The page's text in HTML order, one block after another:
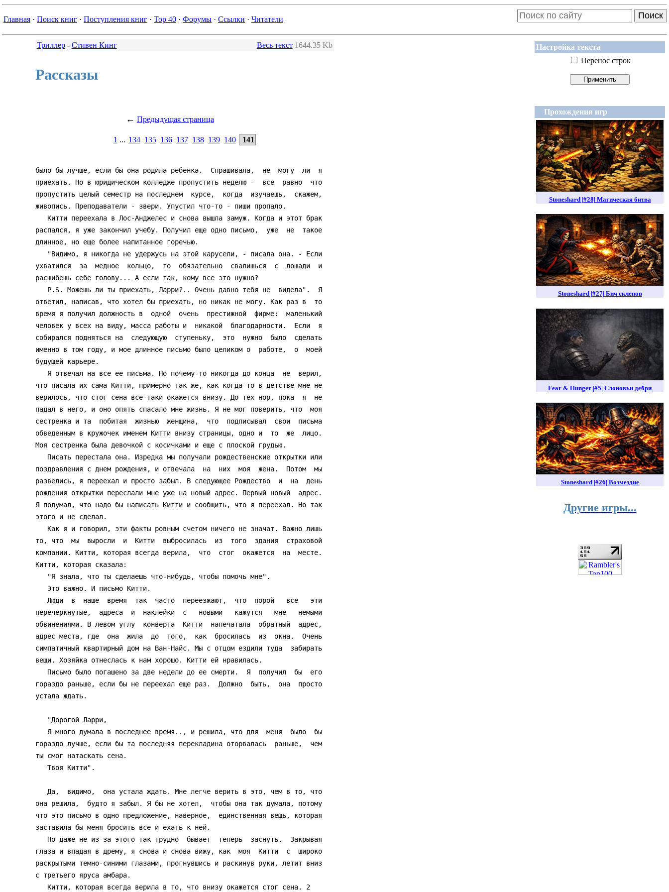
Главная · Поиск книг · Поступления книг · Top 40 · Форумы · Ссылки · Читатели Поиск
Настройка текста
Перенос строк
Прохождения игр
Stoneshard |#28| Магическая битва
Stoneshard |#27| Бич склепов
Fear & Hunger |#5| Слоновьи дебри
Stoneshard |#26| Возмездие
Другие игры...
Триллер- Стивен Кинг Весь текст 1644.35 Kb
Рассказы
← Предыдущая страница
1 ... 134 135 136 137 138 139 140 141
было бы лучше, если бы она родила ребенка.  Спрашивала,  не  могу  ли  я
приехать. Но в юридическом колледже пропустить неделю -  все  равно  что
пропустить целый семестр на последнем  курсе,  когда  изучаешь,  скажем,
живопись. Преподаватели - звери. Упустил что-то - пиши пропало.
распался, я уже закончил учебу. Получил еще одно письмо,  уже  не  такое
длинное, но еще более напитанное горечью.
ухватился  за  медное  кольцо,  то  обязательно  свалишься  с  лошади  и
расшибешь себе голову... А если так, кому все это нужно?
ответил, написав, что хотел бы приехать, но никак не могу. Как раз в  то
время я получил должность в  одной  очень  престижной  фирме:  маленький
человек у всех на виду, масса работы и  никакой  благодарности.  Если  я
собирался подняться на  следующую  ступеньку,  это  нужно  было  сделать
именно в том году, и мое длинное письмо было целиком о  работе,  о  моей
будущей карьере.
что писала их сама Китти, примерно так же, как когда-то в детстве мне не
верилось, что стог сена все-таки окажется внизу. До тех нор, пока  я  не
падал в него, и оно опять спасало мне жизнь. Я не мог поверить, что  моя
сестренка и та  побитая  жизнью  женщина,  что  подписывал  свои  письма
обведенным в кружочек именем Китти внизу страницы, одно и  то  же  лицо.
Моя сестренка была девочкой с косичками и еще с плоской грудью.
поздравления с днем рождения, и отвечала  на  них  моя  жена.  Потом  мы
развелись, я переехал и просто забыл. В следующее Рождество  и  на  день
рождения открытки переслали мне уже на новый адрес. Первый новый  адрес.
Я подумал, что надо бы написать Китти и сообщить, что я переехал. Но так
этого и не сделал.
то, что  мы  выросли  и  Китти  выбросилась  из  того  здания  страховой
компании. Китти, которая всегда верила,  что  стог  окажется  на  месте.
Китти, которая сказала:
перечеркнутые,  адреса  и  наклейки  с   новыми   кажутся   мне   немыми
обвинениями. В левом углу  конверта  Китти  напечатала  обратный  адрес,
адрес места, где  она  жила  до  того,  как  бросилась  из  окна.  Очень
симпатичный квартирный дом на Ван-Найс. Мы с отцом ездили туда  забирать
вещи. Хозяйка отнеслась к нам хорошо. Китти ей нравилась.
гораздо раньше, если бы не переехал еще раз.  Должно  быть,  она  просто
устала ждать.
гораздо лучше, если бы та последняя перекладина оторвалась  раньше,  чем
ты смог натаскать сена.
она решила,  будто я забыл. Я бы не хотел,  чтобы она так думала, потому
что это письмо в одно предложение, наверное,  единственная вещь, которая
заставила бы меня бросить все и ехать к ней.
глаза и впадая в дрему, я снова и снова вижу, как  моя  Китти  с  широко
раскрытыми темно-синими глазами, прогнувшись и раскинув руки, летит вниз
с третьего яруса амбара.
   Китти, которая всегда верила в то, что внизу окажется стог сена. 2